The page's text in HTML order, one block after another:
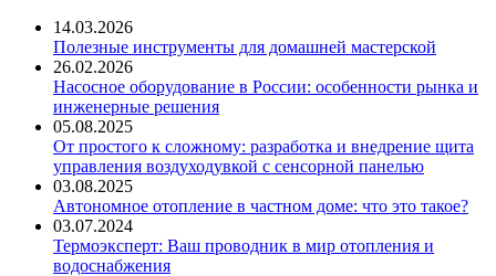
14.03.2026
Полезные инструменты для домашней мастерской
26.02.2026
Насосное оборудование в России: особенности рынка и
инженерные решения
05.08.2025
От простого к сложному: разработка и внедрение щита
управления воздуходувкой с сенсорной панелью
03.08.2025
Автономное отопление в частном доме: что это такое?
03.07.2024
Термоэксперт: Ваш проводник в мир отопления и
водоснабжения